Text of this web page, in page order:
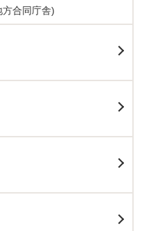
合同庁舎)